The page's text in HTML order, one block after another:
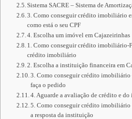
Sistema SACRE – Sistema de
3. Como conseguir crédito imobiliário
como está o seu CPF
4. Escolha um imóvel em Cajazeirinhas
1. Como conseguir crédito imobiliário-
crédito imobiliário
2. Escolha a instituição financeira em
3. Como conseguir crédito imobiliário
faça o pedido
4. Aguarde a avaliação de crédito e
5. Como conseguir crédito imobiliário
a resposta da instituição